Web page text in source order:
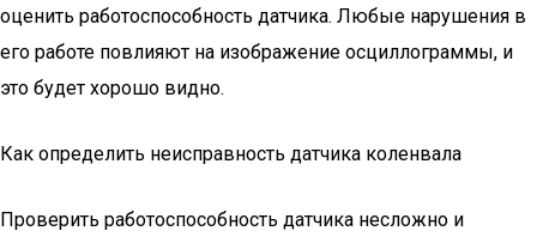
оценить работоспособность датчика. Любые нарушения в
его работе повлияют на изображение осциллограммы, и
это будет хорошо видно.
Как определить неисправность датчика коленвала
Проверить работоспособность датчика несложно и